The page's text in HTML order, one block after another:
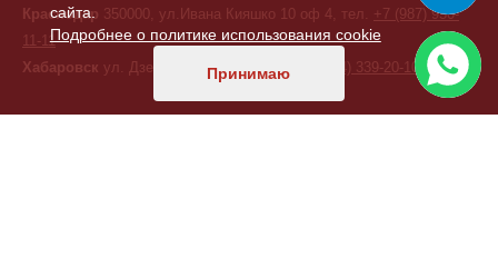
Краснодар 350000, ул.Ивана Кияшко 10 оф 4, тел. +7 (987) 950-
11-11
Хабаровск ул. Дзержинского, д. 6, тел. +7 (914) 339-20-10
сайта.
Подробнее о политике использования cookie
Принимаю